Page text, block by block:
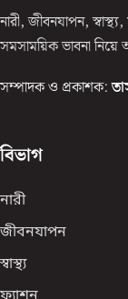
নারী, জীবনযাপন,
সমসাময়িক ভাবনা নিয়ে
সম্পাদক ও প্রকাশক:
বিভাগ
নারী
জীবনযাপন
স্বাস্থ্য